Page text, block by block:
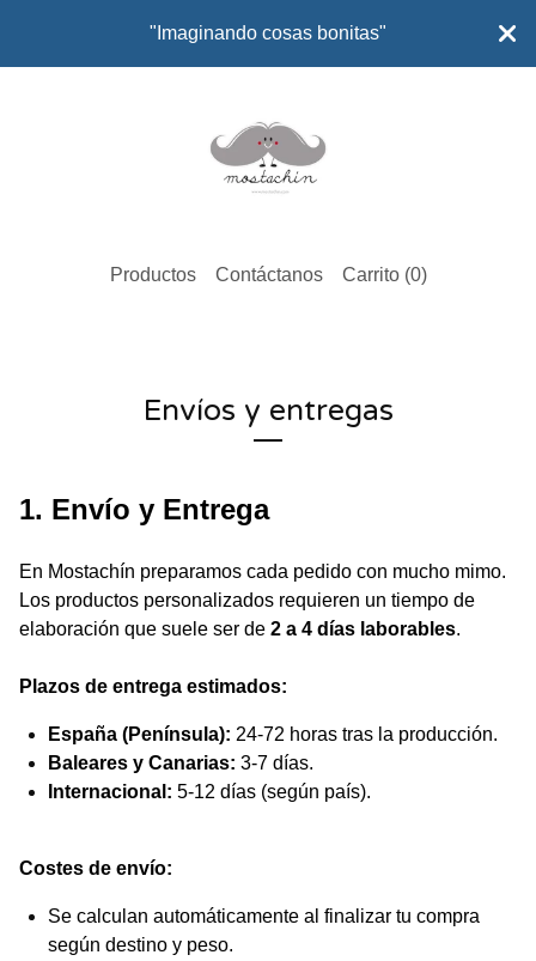
"Imaginando cosas bonitas"
Productos Contáctanos Carrito (0)
Envíos y entregas
1. Envío y Entrega
En Mostachín preparamos cada pedido con mucho mimo.
Los productos personalizados requieren un tiempo de
elaboración que suele ser de 2 a 4 días laborables.
Plazos de entrega estimados:
España (Península): 24-72 horas tras la producción.
Baleares y Canarias: 3-7 días.
Internacional: 5-12 días (según país).
Costes de envío:
Se calculan automáticamente al finalizar tu compra
según destino y peso.